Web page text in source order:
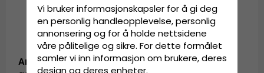
Artikkel-ID:
Vi bruker informasjonskapsler for å gi deg
en personlig handleopplevelse, personlig
annonsering og for å holde nettsidene
våre pålitelige og sikre. For dette formålet
samler vi inn informasjon om brukere, deres